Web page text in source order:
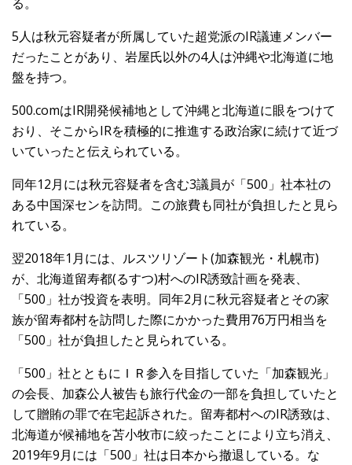
5人は秋元容疑者が所属していた超党派のIR議連メンバー
だったことがあり、岩屋氏以外の4人は沖縄や北海道に地
盤を持つ。
500.comはIR開発候補地として沖縄と北海道に眼をつけて
おり、そこからIRを積極的に推進する政治家に続けて近づ
いていったと伝えられている。
同年12月には秋元容疑者を含む3議員が「500」社本社の
ある中国深センを訪問。この旅費も同社が負担したと見ら
れている。
翌2018年1月には、ルスツリゾート(加森観光・札幌市)
が、北海道留寿都(るすつ)村へのIR誘致計画を発表、
「500」社が投資を表明。同年2月に秋元容疑者とその家
族が留寿都村を訪問した際にかかった費用76万円相当を
「500」社が負担したと見られている。
「500」社とともにＩＲ参入を目指していた「加森観光」
の会長、加森公人被告も旅行代金の一部を負担していたと
して贈賄の罪で在宅起訴された。留寿都村へのIR誘致は、
北海道が候補地を苫小牧市に絞ったことにより立ち消え、
2019年9月には「500」社は日本から撤退している。な